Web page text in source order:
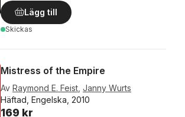
Lägg till
Skickas
Mistress of the Empire
Av Raymond E. Feist Janny Wurts
Häftad, Engelska, 2010
169 kr